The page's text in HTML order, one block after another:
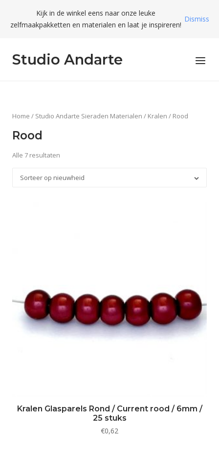
content
Kijk in de winkel eens naar onze leuke
zelfmaakpakketten en materialen en laat je inspireren!
Dismiss
Studio Andarte Menu
Home / Studio Andarte Sieraden Materialen / Kralen / Rood
Rood
Alle 7 resultaten
Sorteer op nieuwheid
Kralen Glasparels Rond / Current rood / 6mm /
25 stuks
€0,62